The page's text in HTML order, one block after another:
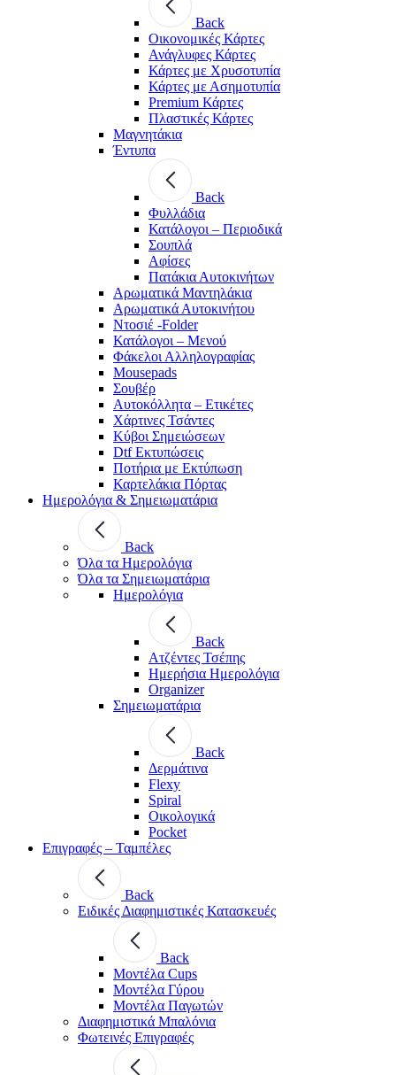
Back
Οικονομικές Κάρτες
Ανάγλυφες Κάρτες
Κάρτες με Χρυσοτυπία
Κάρτες με Ασημοτυπία
Premium Κάρτες
Πλαστικές Κάρτες
Μαγνητάκια
Έντυπα
Back
Φυλλάδια
Κατάλογοι – Περιοδικά
Σουπλά
Αφίσες
Πατάκια Αυτοκινήτων
Αρωματικά Μαντηλάκια
Αρωματικά Αυτοκινήτου
Ντοσιέ -Folder
Κατάλογοι – Μενού
Φάκελοι Αλληλογραφίας
Mousepads
Σουβέρ
Αυτοκόλλητα – Ετικέτες
Χάρτινες Τσάντες
Κύβοι Σημειώσεων
Dtf Εκτυπώσεις
Ποτήρια με Εκτύπωση
Καρτελάκια Πόρτας
Ημερολόγια & Σημειωματάρια
Back
Όλα τα Ημερολόγια
Όλα τα Σημειωματάρια
Ημερολόγια
Back
Ατζέντες Τσέπης
Ημερήσια Ημερολόγια
Organizer
Σημειωματάρια
Back
Δερμάτινα
Flexy
Spiral
Οικολογικά
Pocket
Επιγραφές – Ταμπέλες
Back
Ειδικές Διαφημιστικές Κατασκευές
Back
Μοντέλα Cups
Μοντέλα Γύρου
Μοντέλα Παγωτών
Διαφημιστικά Μπαλόνια
Φωτεινές Επιγραφές